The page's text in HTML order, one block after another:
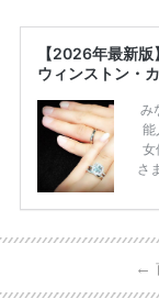
【2026年最新
ウィンストン・
み
能
女
さ
ー
・
←